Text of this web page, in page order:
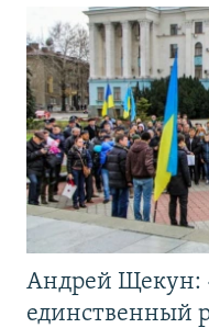
Андрей Щекун:
единственный